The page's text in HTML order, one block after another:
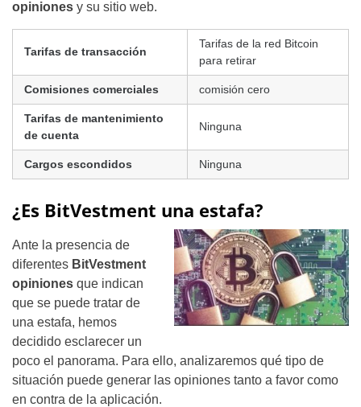
opiniones y su sitio web.
Tarifas de transacción
Tarifas de la red Bitcoin
para retirar
Comisiones comerciales comisión cero
Tarifas de mantenimiento
de cuenta
Ninguna
Cargos escondidos Ninguna
¿Es BitVestment una estafa?
Ante la presencia de
diferentes BitVestment
opiniones que indican
que se puede tratar de
una estafa, hemos
decidido esclarecer un
poco el panorama. Para ello, analizaremos qué tipo de
situación puede generar las opiniones tanto a favor como
en contra de la aplicación.